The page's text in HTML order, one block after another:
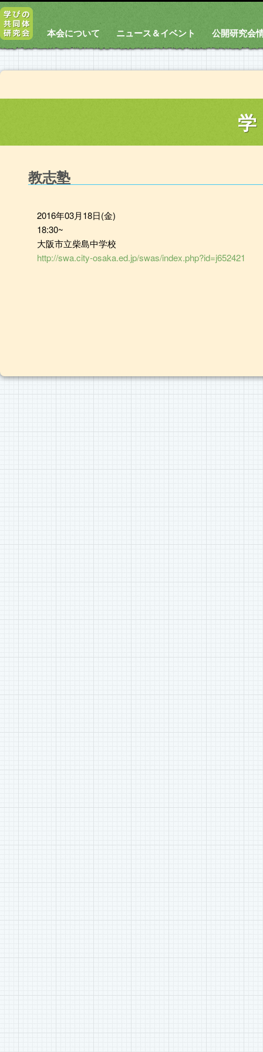
本会について ニュース＆イベント 公開研究会
教志塾
2016年03月18日(金)
18:30~
大阪市立柴島中学校
http://swa.city-osaka.ed.jp/swas/index.php?id=j652421